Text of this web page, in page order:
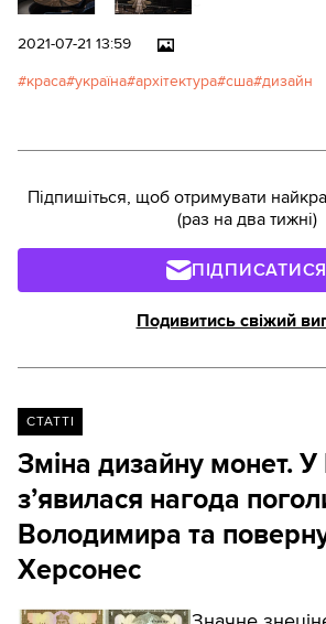
2021-07-21 13:59
краса україна архітектура сша дизайн
Підпишіться, щоб отримувати
(раз на два тижні)
ПІДПИСАТИСЯ
Подивитись свіжий
СТАТТІ
Зміна дизайну монет.
з’явилася нагода
Володимира та
Херсонес